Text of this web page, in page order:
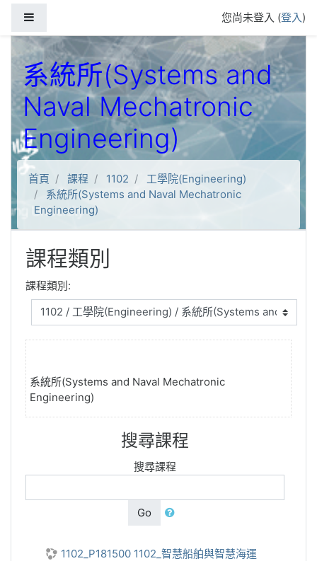
您尚未登入 (登入)
系統所(Systems and
Naval Mechatronic
Engineering)
首頁 課程 1102
工學院(Engineering)
系統所(Systems and Naval Mechatronic
Engineering)
課程類別
課程類別:
系統所(Systems and Naval Mechatronic
Engineering)
搜尋課程
搜尋課程
Go
1102_P181500 1102_智慧船舶與智慧海運